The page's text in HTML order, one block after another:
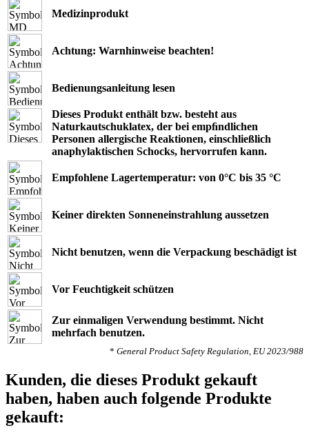
Medizinprodukt
Achtung: Warnhinweise beachten!
Bedienungsanleitung lesen
Dieses Produkt enthält bzw. besteht aus
Naturkautschuklatex, der bei empﬁndlichen
Personen allergische Reaktionen, einschließlich
anaphylaktischen Schocks, hervorrufen kann.
Empfohlene Lagertemperatur: von 0°C bis 35 °C
Keiner direkten Sonneneinstrahlung aussetzen
Nicht benutzen, wenn die Verpackung beschädigt ist
Vor Feuchtigkeit schützen
Zur einmaligen Verwendung bestimmt. Nicht
mehrfach benutzen.
* General Product Safety Regulation, EU 2023/988
Kunden, die dieses Produkt gekauft
haben, haben auch folgende Produkte
gekauft: